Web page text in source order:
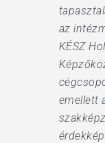
az
KÉSZ
emellett